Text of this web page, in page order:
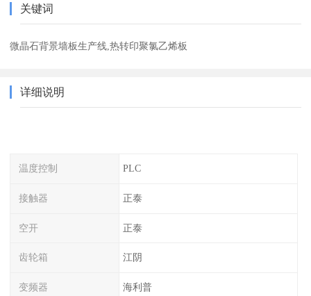
关键词
微晶石背景墙板生产线,热转印聚氯乙烯板
详细说明
温度控制 PLC
接触器 正泰
空开 正泰
齿轮箱 江阴
变频器 海利普